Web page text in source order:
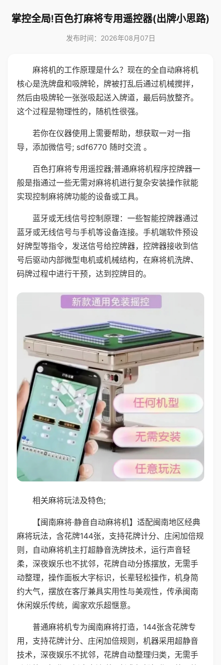
掌控全局!百色打麻将专用遥控器(出牌小思路)
发布时间：2026年08月07日
麻将机的工作原理是什么？现在的全自动麻将机
核心是洗牌盘和吸牌轮，牌被打乱后通过机械搅拌，
然后由吸牌轮一张张吸起送入牌道，最后码放整齐。
这个过程是物理性的，随机性很强。
若你在仪器使用上需要帮助，想获取一对一指
导，添加微信号; sdf6770 随时交流 。
百色打麻将专用遥控器;普通麻将机程序控牌器一
般是指通过一些无需对麻将机进行复杂安装操作就能
实现控制麻将牌功能的设备或工具。
蓝牙或无线信号控制原理：一些智能控牌器通过
蓝牙或无线信号与手机等设备连接。手机端软件预设
好牌型等指令，发送信号给控牌器，控牌器接收到信
号后驱动内部微型电机或机械结构，在麻将机洗牌、
码牌过程中进行干预，达到控牌目的。
相关麻将玩法及特色;
【闽南麻将·静音自动麻将机】适配闽南地区经典
麻将玩法，含花牌144张，支持花牌计分、庄闲加倍规
则，自动麻将机主打超静音洗牌技术，运行声音轻
柔，深夜娱乐也不扰邻，花牌自动分拣摆放，无需手
动整理，操作面板大字标识，长辈轻松操作，机身简
约大气，摆放在客厅兼具实用性与美观性，传承闽南
休闲娱乐传统，阖家欢乐超惬意。
普通麻将机专为闽南麻将打造，144张含花牌专
用，支持花牌计分、庄闲加倍规则，机器采用超静音
技术，深夜娱乐不扰邻，花牌自动整理归类，无需手